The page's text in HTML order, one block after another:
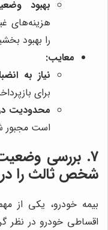
بهبود
هزینه‌های
را بهبود
معایب:
نیاز به
برای
محدودیت
است مجبور
7. بررسی
شخص ثالث را در
بیمه خودرو، یکی از
اقساطی خودرو در نظر